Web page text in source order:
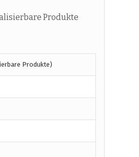
Produkte
Produkte)